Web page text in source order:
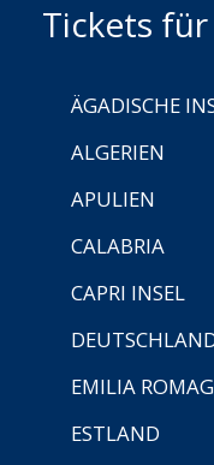
Tickets für
ÄGADISCHE
ALGERIEN
APULIEN
CALABRIA
CAPRI INSEL
EMILIA
ESTLAND